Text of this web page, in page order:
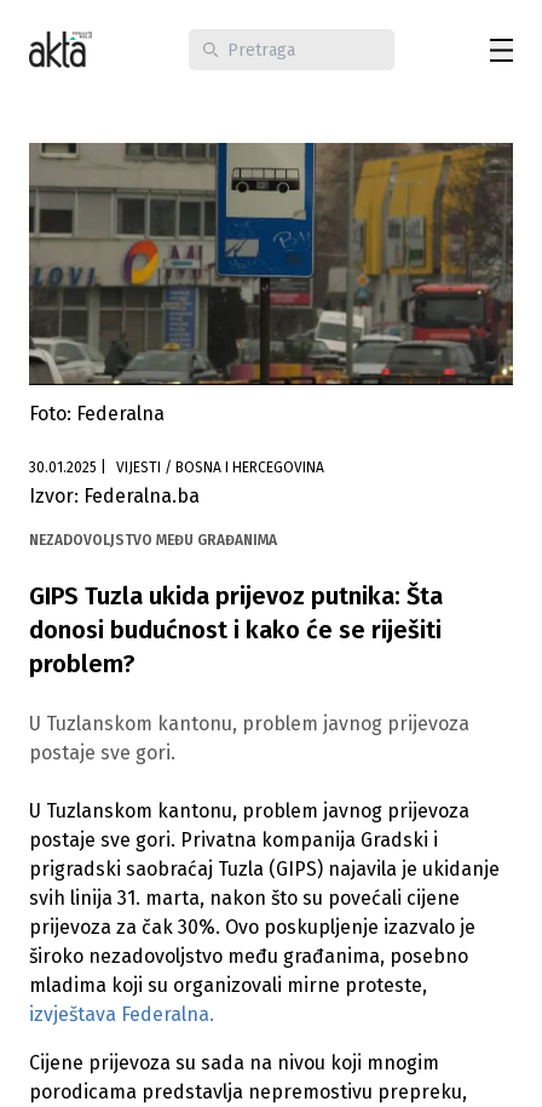
Foto: Federalna
30.01.2025 VIJESTI / BOSNA I HERCEGOVINA
Izvor: Federalna.ba
NEZADOVOLJSTVO MEĐU GRAĐANIMA
GIPS Tuzla ukida prijevoz putnika: Šta
donosi budućnost i kako će se riješiti
problem?
U Tuzlanskom kantonu, problem javnog prijevoza
postaje sve gori.
U Tuzlanskom kantonu, problem javnog prijevoza
postaje sve gori. Privatna kompanija Gradski i
prigradski saobraćaj Tuzla (GIPS) najavila je ukidanje
svih linija 31. marta, nakon što su povećali cijene
prijevoza za čak 30%. Ovo poskupljenje izazvalo je
široko nezadovoljstvo među građanima, posebno
mladima koji su organizovali mirne proteste,
izvještava Federalna.
Cijene prijevoza su sada na nivou koji mnogim
porodicama predstavlja nepremostivu prepreku,